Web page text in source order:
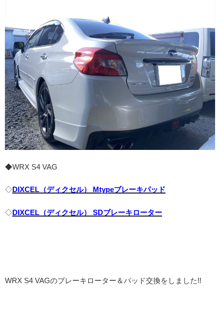
◆WRX S4 VAG
◇DIXCEL（ディクセル） Mtypeブレーキパッド
◇DIXCEL（ディクセル） SDブレーキローター
WRX S4 VAGのブレーキローター＆パッド交換をしました!!